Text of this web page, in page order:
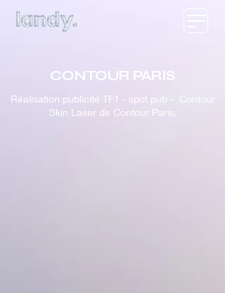
CONTOUR PARIS
Réalisation publicité TF1 - spot pub - Contour
Skin Laser de Contour Paris.